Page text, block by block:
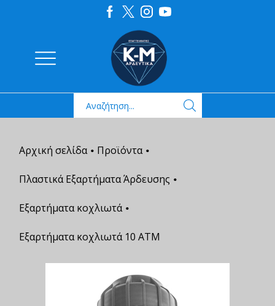
Αρχική σελίδα • Προϊόντα •
Πλαστικά Εξαρτήματα Άρδευσης •
Εξαρτήματα κοχλιωτά •
Εξαρτήματα κοχλιωτά 10 ΑΤΜ